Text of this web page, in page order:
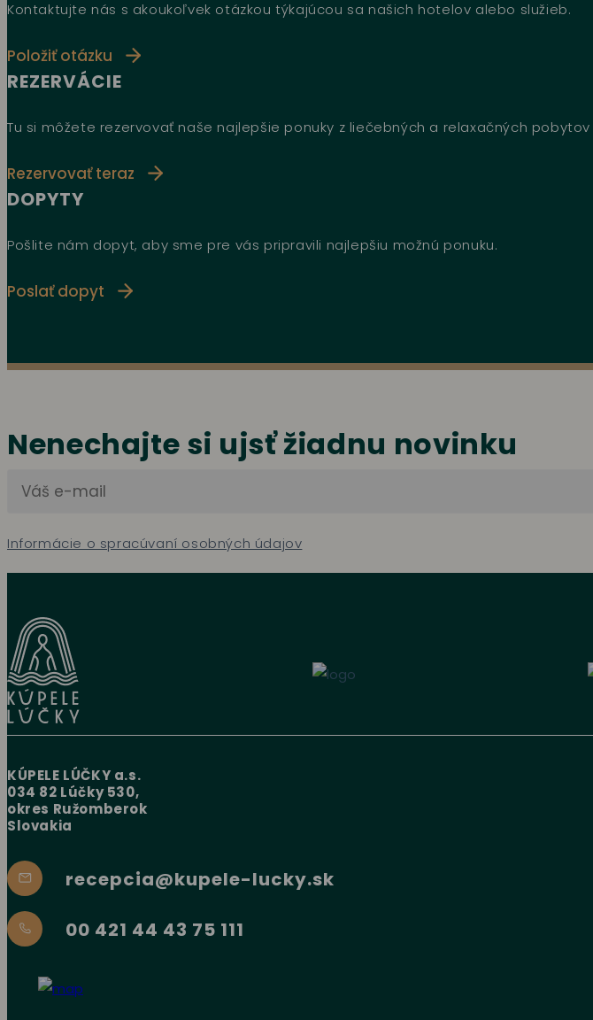
Kontaktujte nás s akoukoľvek otázkou týkajúcou sa našich hotelov alebo služieb.
Položiť otázku
REZERVÁCIE
Tu si môžete rezervovať naše najlepšie ponuky z liečebných a relaxačných pobytov
Rezervovať teraz
DOPYTY
Pošlite nám dopyt, aby sme pre vás pripravili najlepšiu možnú ponuku.
Poslať dopyt
Nenechajte si ujsť žiadnu novinku
Informácie o spracúvaní osobných údajov
KÚPELE LÚČKY a.s.
034 82 Lúčky 530,
okres Ružomberok
Slovakia
recepcia@kupele-lucky.sk
00 421 44 43 75 111